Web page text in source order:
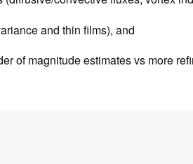
and thin films), and
of magnitude estimates vs more